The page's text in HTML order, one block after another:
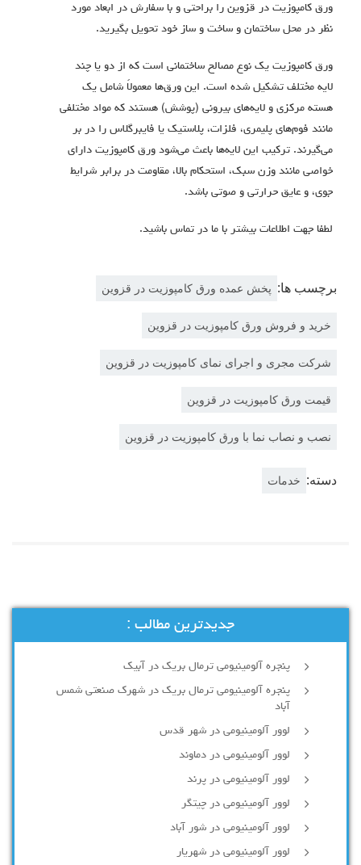
ورق کامپوزیت در قزوین را براحتی و با سفارش در ابعاد مورد
نظر در محل ساختمان و ساخت و ساز خود تحویل بگیرید.
ورق کامپوزیت یک نوع مصالح ساختمانی است که از دو یا چند
لایه مختلف تشکیل شده است. این ورق‌ها معمولاً شامل یک
هسته مرکزی و لایه‌های بیرونی (پوشش) هستند که مواد مختلفی
مانند فوم‌های پلیمری، فلزات، پلاستیک یا فایبرگلاس را در بر
می‌گیرند. ترکیب این لایه‌ها باعث می‌شود ورق کامپوزیت دارای
خواصی مانند وزن سبک، استحکام بالا، مقاومت در برابر شرایط
جوی، و عایق حرارتی و صوتی باشد.
لطفا جهت اطلاعات بیشتر با ما در تماس باشید.
برچسب ها: پخش عمده ورق کامپوزیت در قزوین
خرید و فروش ورق کامپوزیت در قزوین
شرکت مجری و اجرای نمای کامپوزیت در قزوین
قیمت ورق کامپوزیت در قزوین
نصب و نصاب نما با ورق کامپوزیت در قزوین
دسته: خدمات
جدیدترین مطالب :
پنجره آلومینیومی ترمال بریک در آبیک
پنجره آلومینیومی ترمال بریک در شهرک صنعتی شمس
آباد
لوور آلومینیومی در شهر قدس
لوور آلومینیومی در دماوند
لوور آلومینیومی در پرند
لوور آلومینیومی در چیتگر
لوور آلومینیومی در شور آباد
لوور آلومينيومي در شهريار